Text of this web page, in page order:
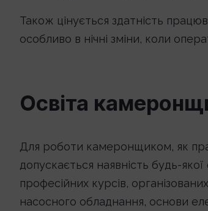
Також цінується здатність
особливо в нічні зміни, коли
Освіта
Для роботи камеронщиком, як
допускається наявність будь-
професійних курсів,
насосного обладнання, основи